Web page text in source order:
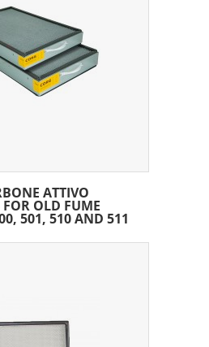
ATTIVO
OLD FUME
501, 510 AND 511